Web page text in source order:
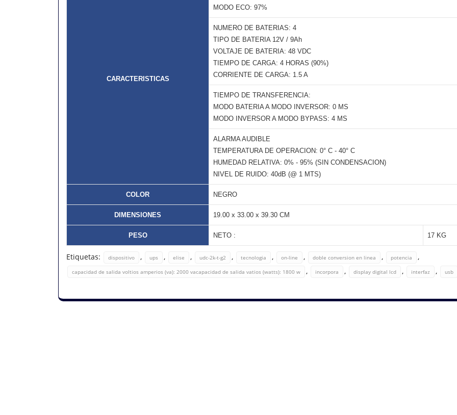
CARACTERISTICAS
MODO ECO: 97%
NUMERO DE BATERIAS: 4
TIPO DE BATERIA 12V / 9Ah
VOLTAJE DE BATERIA: 48 VDC
TIEMPO DE CARGA: 4 HORAS (90%)
CORRIENTE DE CARGA: 1.5 A
TIEMPO DE TRANSFERENCIA:
MODO BATERIA A MODO INVERSOR: 0 MS
MODO INVERSOR A MODO BYPASS: 4 MS
ALARMA AUDIBLE
TEMPERATURA DE OPERACION: 0° C - 40° C
HUMEDAD RELATIVA: 0% - 95% (SIN CONDENSACION)
NIVEL DE RUIDO: 40dB (@ 1 MTS)
COLOR NEGRO
DIMENSIONES 19.00 x 33.00 x 39.30 CM
PESO NETO : 17 KG
Etiquetas: dispositivo , ups , elise , udc-2k-t-g2 , tecnologia , on-line , doble conversion en linea , potencia ,
capacidad de salida voltios amperios (va): 2000 vacapacidad de salida vatios (watts): 1800 w , incorpora , display digital lcd , interfaz , usb